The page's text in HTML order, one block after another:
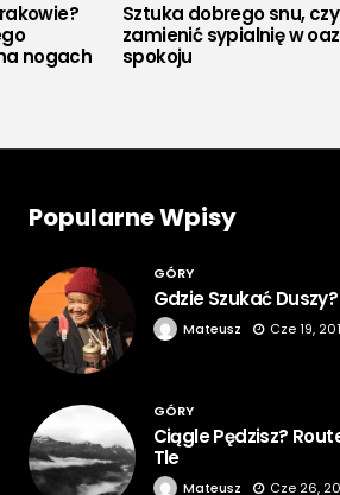
nogach
Sztuka dobrego snu,
zamienić sypialnię w
spokoju
Popularne Wpisy
GÓRY
Gdzie Szukać
Mateusz Cze 19,
GÓRY
Ciągle Pędzisz?
Tle
Mateusz Cze 26,